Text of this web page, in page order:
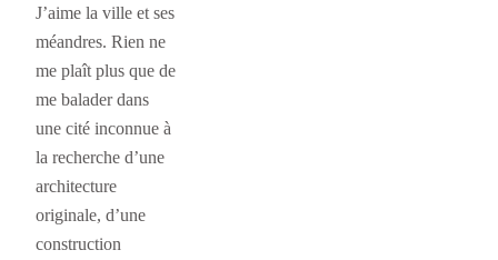
J’aime la ville et ses
méandres. Rien ne
me plaît plus que de
me balader dans
une cité inconnue à
la recherche d’une
architecture
originale, d’une
construction